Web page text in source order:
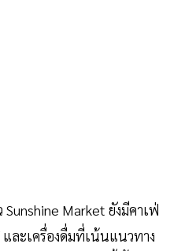
Market ยังมีคาเฟ่
และเครื่องดื่มที่เน้นแนวทาง